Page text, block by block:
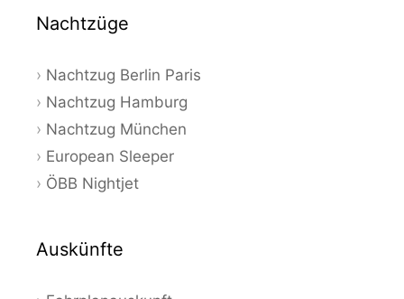
Nachtzüge
Nachtzug Berlin Paris
Nachtzug Hamburg
Nachtzug München
European Sleeper
ÖBB Nightjet
Auskünfte